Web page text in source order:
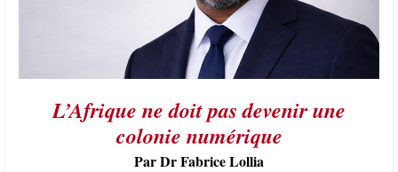
L’Afrique ne doit pas devenir une
colonie numérique
Par Dr Fabrice Lollia